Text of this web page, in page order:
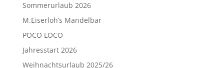
Sommerurlaub 2026
M.Eiserloh’s Mandelbar
POCO LOCO
Jahresstart 2026
Weihnachtsurlaub 2025/26